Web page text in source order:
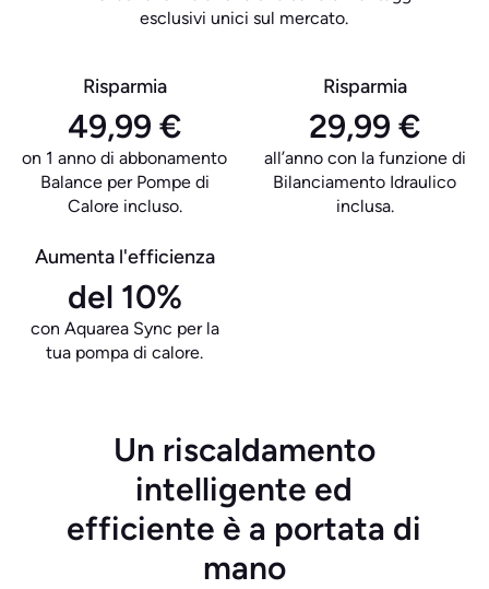
esclusivi unici sul mercato.
Risparmia
49,99 €
on 1 anno di abbonamento
Balance per Pompe di
Calore incluso.
Risparmia
29,99 €
all’anno con la funzione di
Bilanciamento Idraulico
inclusa.
Aumenta l'efficienza
del 10%
con Aquarea Sync per la
tua pompa di calore.
Un riscaldamento
intelligente ed
efficiente è a portata di
mano